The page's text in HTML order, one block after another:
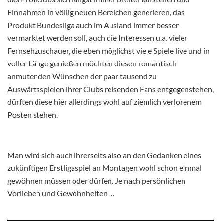
Einnahmen in völlig neuen Bereichen generieren, das
Produkt Bundesliga auch im Ausland immer besser
vermarktet werden soll, auch die Interessen u.a. vieler
Fernsehzuschauer, die eben möglichst viele Spiele live und in
voller Länge genießen möchten diesen romantisch
anmutenden Wünschen der paar tausend zu
Auswärtsspielen ihrer Clubs reisenden Fans entgegenstehen,
dürften diese hier allerdings wohl auf ziemlich verlorenem
Posten stehen.
Man wird sich auch ihrerseits also an den Gedanken eines
zukünftigen Erstligaspiel an Montagen wohl schon einmal
gewöhnen müssen oder dürfen. Je nach persönlichen
Vorlieben und Gewohnheiten …